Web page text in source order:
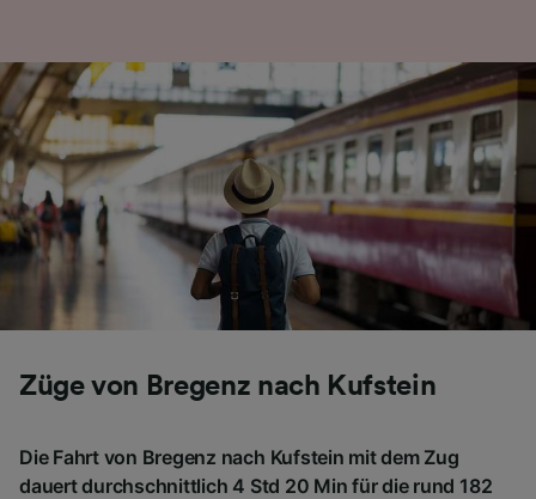
Züge von Bregenz nach Kufstein
Die Fahrt von Bregenz nach Kufstein mit dem Zug
dauert durchschnittlich 4 Std 20 Min für die rund 182
Endgeräteeigenschaften zur Identifikation
aktiv abfragen. Speichern von oder Zugriff auf
Informationen auf einem Endgerät.
Personalisierte Werbung und Inhalte, Messung
von Werbeleistung und der Performance von
Inhalten, Zielgruppenforschung sowie
Entwicklung und Verbesserung von
Angeboten.
Liste der Partner (Lieferanten)